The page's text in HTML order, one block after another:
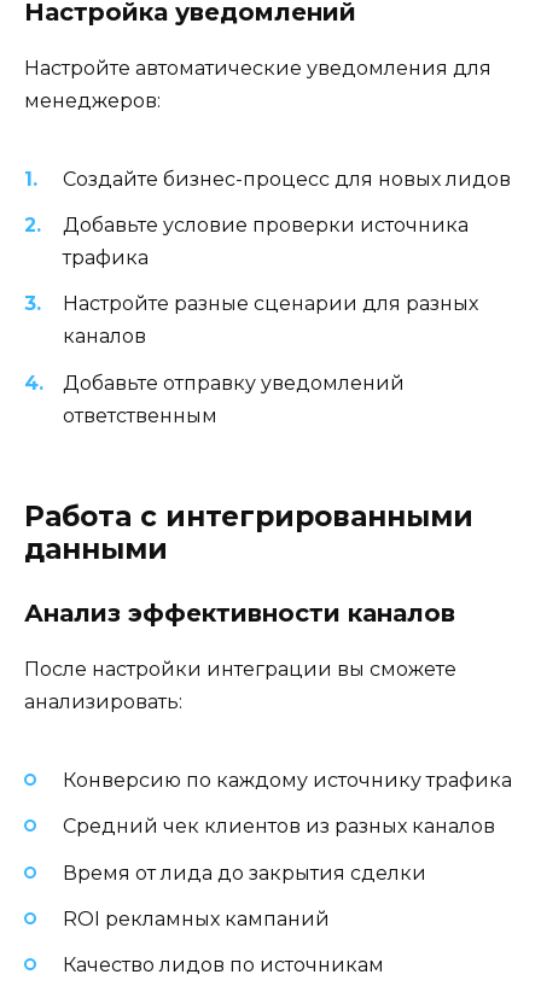
Настройка уведомлений
Настройте автоматические уведомления для
менеджеров:
Создайте бизнес-процесс для новых лидов
Добавьте условие проверки источника
трафика
Настройте разные сценарии для разных
каналов
Добавьте отправку уведомлений
ответственным
Работа с интегрированными
данными
Анализ эффективности каналов
После настройки интеграции вы сможете
анализировать:
Конверсию по каждому источнику трафика
Средний чек клиентов из разных каналов
Время от лида до закрытия сделки
ROI рекламных кампаний
Качество лидов по источникам